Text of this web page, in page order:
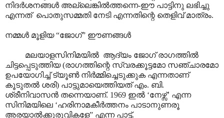
നിദർശനങ്ങൾ അല്ലെങ്കിൽത്തന്നെ-ഈ പാട്ടിനു ലഭിച്ചു
എന്നത് പൊതുസമ്മതി നേടി എന്നതിന്റെ തെളിവ് മാത്രം.
നമ്മൾ മൂളിയ “ജോഗ്” ഈണങ്ങൾ
മലയാളസിനിമയിൽ ആദ്യം ജോഗ് രാഗത്തിൽ
ചിട്ടപ്പെടുത്തിയ (രാഗത്തിന്റെ സ്വരക്കൂട്ടമോ സഞ്ചാരമോ
ഉപയോഗിച്ച് ട്യൂൺ നിർമ്മിച്ചെടുക്കുക എന്നതാണ്
കൂടുതൽ ശരി) പാട്ടുമായെത്തിയത് എം. ബി.
ശ്രീനിവാസൻ തന്നെയാണ്. 1969 ഇൽ ‘നേഴ്സ്’ എന്ന
സിനിമയിലെ ‘ഹരിനാമകീർത്തനം പാടാനുണരൂ
അരയാൽക്കുരുവികളേ” എന്ന പാട്ട്.